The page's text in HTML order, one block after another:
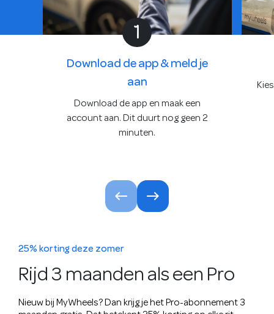
1
Download de app & meld je
aan
Download de app en maak een
account aan. Dit duurt nog geen 2
minuten.
25% korting deze zomer
Rijd 3 maanden als een Pro
Nieuw bij MyWheels? Dan krijg je het Pro-abonnement 3